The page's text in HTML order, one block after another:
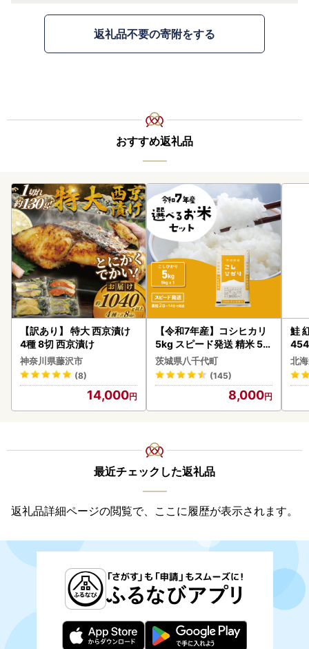
返礼品不要の寄附をする
おすすめ返礼品
【訳あり】 特大 西京漬け
4種 8切 西京漬け
神奈川県藤沢市
(8)
14,000
【令和7年産】コシヒカリ
5kg スピード発送 精米 5k
g x 1袋 白米 茨城県 八千代
町
茨城県八千代町
(145)
8,000
鮭
454
北
最近チェックした返礼品
返礼品詳細ページの閲覧で、ここに履歴が表示されます。